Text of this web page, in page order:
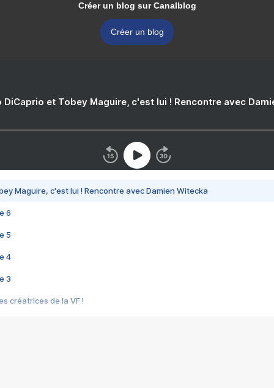
Créer un blog sur Canalblog
Créer un blog
DiCaprio et Tobey Maguire, c'est lui ! Rencontre avec
Maguire, c'est lui ! Rencontre avec Damien Witecka
6
5
4
3
créatrices de la VF !